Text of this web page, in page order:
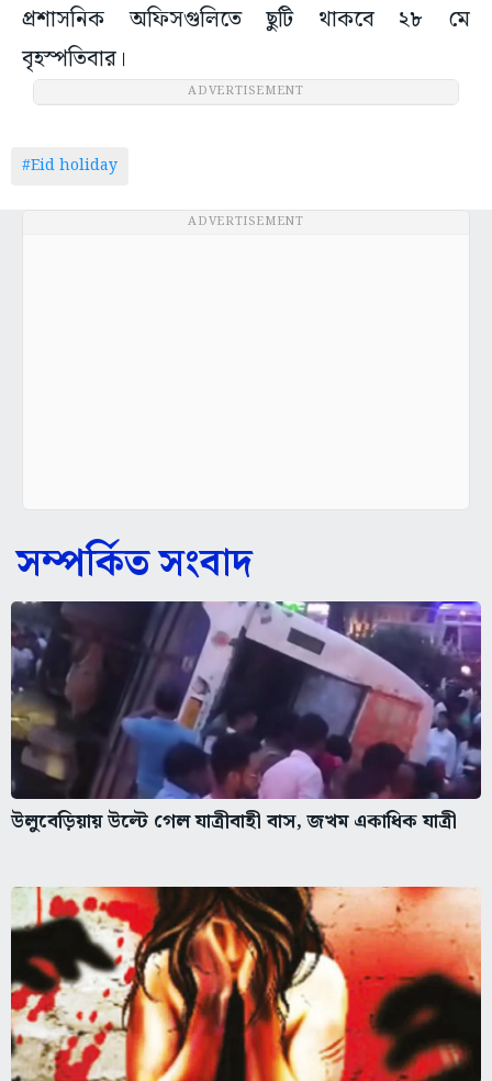
প্রশাসনিক অফিসগুলিতে ছুটি থাকবে ২৮ মে
বৃহস্পতিবার।
ADVERTISEMENT
#Eid holiday
ADVERTISEMENT
সম্পর্কিত সংবাদ
উলুবেড়িয়ায় উল্টে গেল যাত্রীবাহী বাস, জখম একাধিক যাত্রী